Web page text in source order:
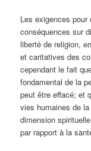
Les exigences
conséquences sur
liberté de religion,
et caritatives des
cependant le fait
fondamental de la
peut être effacé; et
vies humaines de
dimension
par rapport à la